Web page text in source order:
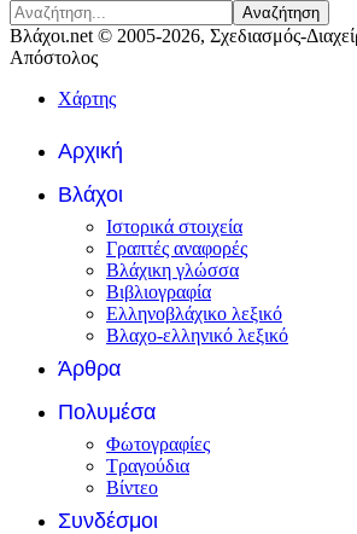
Αναζήτηση
Βλάχοι.net © 2005-2026, Σχεδιασμός-
Απόστολος
Χάρτης
Αρχική
Βλάχοι
Ιστορικά στοιχεία
Γραπτές αναφορές
Βλάχικη γλώσσα
Βιβλιογραφία
Ελληνοβλάχικο λεξικό
Βλαχο-ελληνικό λεξικό
Άρθρα
Πολυμέσα
Φωτογραφίες
Τραγούδια
Βίντεο
Συνδέσμοι